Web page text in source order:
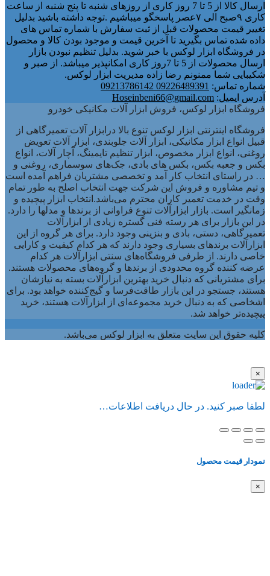
ارسال کالا از 5 تا 7 روز کاری از روزهای شنبه تا پنج شنبه از ساعت
کاری ۹صبح الی ۷عصر پاسخگو میباشیم .توجه داشته باشید بدلیل
تغییر قیمت محصولات قبل از ثبت سفارش با شماره تماس های
داده شده تماس بگیرید تا آخرین قیمت و موجود بودن کالا و محصول
در فروشگاه ابزار لوکس با خبر شوید. بدلیل تنظیم نبودن بازار
ارسال محصولات از 5 تا 7روز کاری امکانپذیر میباشد. از صبر و
شکیبایی شما ممنونم رضا زاده مدیریت ابزار لوکس.
شماره تماس: 09226489391 09213786142
آدرس ایمیل: Hoseinbeni66@gmail.com
فروشگاه ابزار لوکس، فروش ابزار آلات مکانیکی خودرو
فروشگاه اینترنتی ابزار لوکس تنوع بالا درابزار آلات تعمیرگاهی از
قبیل انواع ابزار مکانیکی، ابزار آلات جلوبندی، ابزار آلات تعویض
روغنی، انواع ابزار مخصوص، ابزار تنظیم تایمینگ، آچار آلات، انواع
بکس و جعبه بکس، بکس های بادی، جک‌های سوسماری، روغنی و
… در راستای انتخاب کار آمد و تخصصی مشتریان فراهم آمده است
و تیم مشاوره و فروش این شرکت جهت انتخاب اصلح به طور تمام
وقت در خدمت تعمیر کاران محترم می‌باشد.انتخاب ابزار پیچیده و
زمانگیر است. بازار ابزارآلات تنوع فراوانی از برندها و مدلها را دارد.
در این بازار برای هر رسته فنی گستره زیادی از ابزارآلات
تعمیرگاهی، دستی، بادی و بنزینی وجود دارد. برای هر گروه از این
ابزارآلات برندهای بسیاری وجود دارند که هر کدام کیفیت و کارایی
خاصی دارند. از طرفی فروشگاه‌های سنتی ابزارآلات هر کدام
عرضه کننده گروه محدودی از برندها و گروه‌های محصولات هستند.
برای مشتریانی که دنبال خرید بهترین ابزارآلات بسته به نیازشان
هستند، جستجو در این بازار طاقت‌فرسا و گیج‌کننده خواهد بود. برای
اشخاصی که به دنبال خرید مجموعه‌ای از ابزارآلات هستند، خرید
پیچیده‌تر خواهد شد.
کلیه حقوق این سایت متعلق به ابزار لوکس می‌باشد.
×
لطفا صبر کنید. در حال دریافت اطلاعات…
نمودار قیمت محصول
×